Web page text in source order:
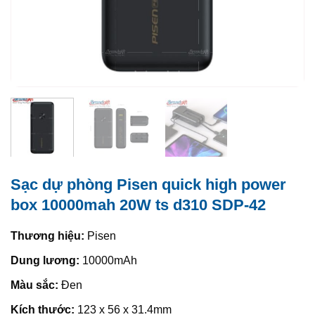
Sạc dự phòng Pisen quick high power
box 10000mah 20W ts d310 SDP-42
Thương hiệu: Pisen
Dung lương: 10000mAh
Màu sắc: Đen
Kích thước: 123 x 56 x 31.4mm